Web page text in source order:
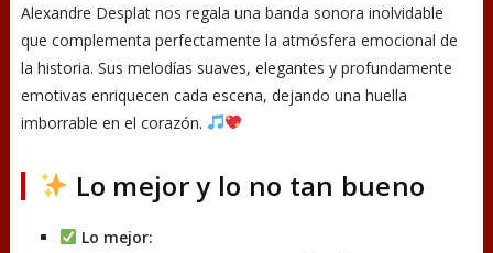
Alexandre Desplat nos regala una banda sonora inolvidable
que complementa perfectamente la atmósfera emocional de
la historia. Sus melodías suaves, elegantes y profundamente
emotivas enriquecen cada escena, dejando una huella
imborrable en el corazón.
Lo mejor y lo no tan bueno
Lo mejor: